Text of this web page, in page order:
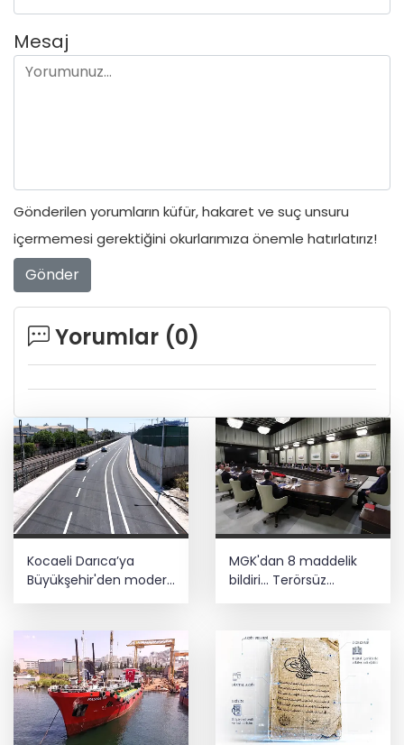
Mesaj
Gönderilen yorumların küfür, hakaret ve suç unsuru
içermemesi gerektiğini okurlarımıza önemle hatırlatırız!
Gönder
Yorumlar (0)
Kocaeli Darıca’ya
Büyükşehir'den modern
ulaşım yatırımı
MGK'dan 8 maddelik
bildiri... Terörsüz
Türkiye, bölgesel
mesajı